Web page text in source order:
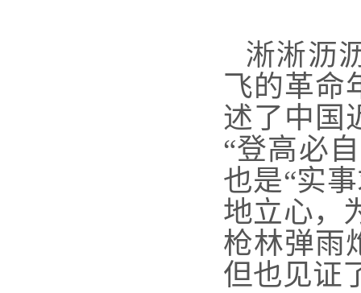
淅淅沥
飞的革命
述了中国
“登高必
也是“实
地立心，
枪林弹雨
但也见证